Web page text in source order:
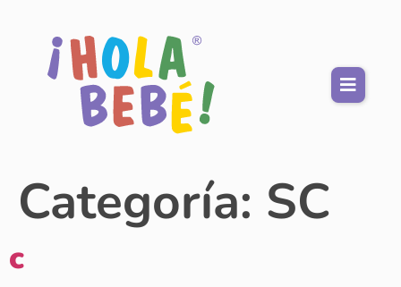
Categoría: SC
c